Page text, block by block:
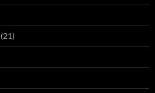
(21)